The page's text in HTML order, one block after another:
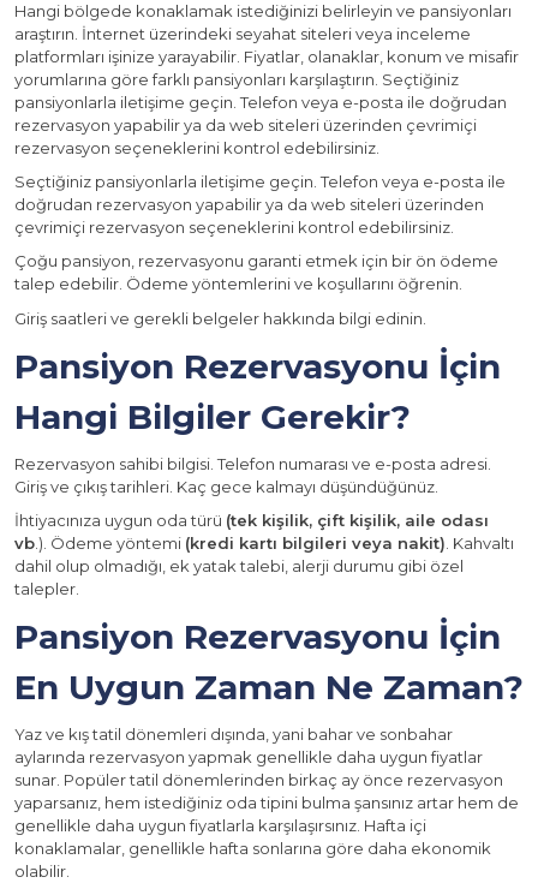
Hangi bölgede konaklamak istediğinizi belirleyin ve pansiyonları
araştırın. İnternet üzerindeki seyahat siteleri veya inceleme
platformları işinize yarayabilir. Fiyatlar, olanaklar, konum ve misafir
yorumlarına göre farklı pansiyonları karşılaştırın. Seçtiğiniz
pansiyonlarla iletişime geçin. Telefon veya e-posta ile doğrudan
rezervasyon yapabilir ya da web siteleri üzerinden çevrimiçi
rezervasyon seçeneklerini kontrol edebilirsiniz.
Seçtiğiniz pansiyonlarla iletişime geçin. Telefon veya e-posta ile
doğrudan rezervasyon yapabilir ya da web siteleri üzerinden
çevrimiçi rezervasyon seçeneklerini kontrol edebilirsiniz.
Çoğu pansiyon, rezervasyonu garanti etmek için bir ön ödeme
talep edebilir. Ödeme yöntemlerini ve koşullarını öğrenin.
Giriş saatleri ve gerekli belgeler hakkında bilgi edinin.
Pansiyon Rezervasyonu İçin
Hangi Bilgiler Gerekir?
Rezervasyon sahibi bilgisi. Telefon numarası ve e-posta adresi.
Giriş ve çıkış tarihleri. Kaç gece kalmayı düşündüğünüz.
İhtiyacınıza uygun oda türü (tek kişilik, çift kişilik, aile odası
vb.). Ödeme yöntemi (kredi kartı bilgileri veya nakit) . Kahvaltı
dahil olup olmadığı, ek yatak talebi, alerji durumu gibi özel
talepler.
Pansiyon Rezervasyonu İçin
En Uygun Zaman Ne Zaman?
Yaz ve kış tatil dönemleri dışında, yani bahar ve sonbahar
aylarında rezervasyon yapmak genellikle daha uygun fiyatlar
sunar. Popüler tatil dönemlerinden birkaç ay önce rezervasyon
yaparsanız, hem istediğiniz oda tipini bulma şansınız artar hem de
genellikle daha uygun fiyatlarla karşılaşırsınız. Hafta içi
konaklamalar, genellikle hafta sonlarına göre daha ekonomik
olabilir.